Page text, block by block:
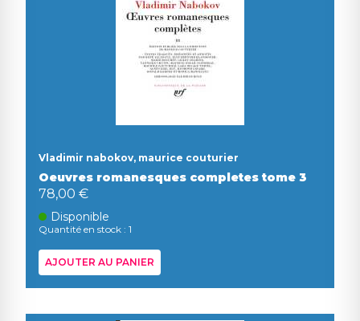
Vladimir nabokov, maurice couturier
Oeuvres romanesques completes tome 3
78,00 €
Disponible
Quantité en stock : 1
AJOUTER AU PANIER